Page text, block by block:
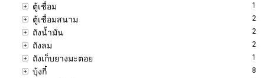
ตู้เชื่อม 1
ตู้เชื่อมสนาม 2
ถังน้ำมัน 2
ถังลม 2
ถังเก็บยางมะตอย 1
บุ้งกี๋ 8